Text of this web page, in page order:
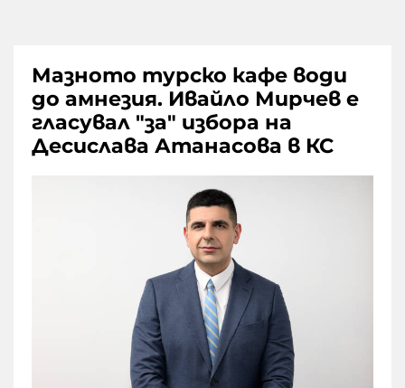
Мазното турско кафе води
до амнезия. Ивайло Мирчев е
гласувал "за" избора на
Десислава Атанасова в КС